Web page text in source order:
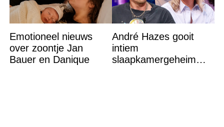
Emotioneel nieuws
over zoontje Jan
Bauer en Danique
André Hazes gooit
intiem
slaapkamergeheim